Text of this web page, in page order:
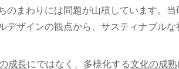
のまわりには問題が山積しています。当
デザインの観点から、サスティナブルな
成長にではなく、多様化する文化の成熟